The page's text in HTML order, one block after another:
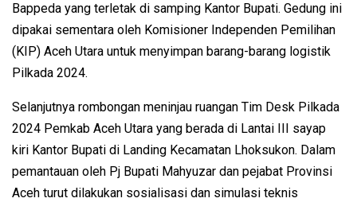
Bappeda yang terletak di samping Kantor Bupati. Gedung ini
dipakai sementara oleh Komisioner Independen Pemilihan
(KIP) Aceh Utara untuk menyimpan barang-barang logistik
Pilkada 2024.
Selanjutnya rombongan meninjau ruangan Tim Desk Pilkada
2024 Pemkab Aceh Utara yang berada di Lantai III sayap
kiri Kantor Bupati di Landing Kecamatan Lhoksukon. Dalam
pemantauan oleh Pj Bupati Mahyuzar dan pejabat Provinsi
Aceh turut dilakukan sosialisasi dan simulasi teknis